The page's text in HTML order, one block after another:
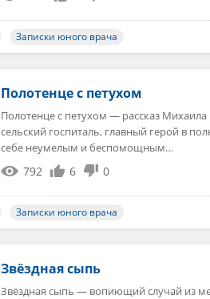
Записки юного врача
Полотенце с петухом
Полотенце с петухом — рассказ
сельский госпиталь, главный герой в
себе неумелым и беспомощным…
792 6 0
Записки юного врача
Звёздная сыпь
Звёздная сыпь — вопиющий случай из